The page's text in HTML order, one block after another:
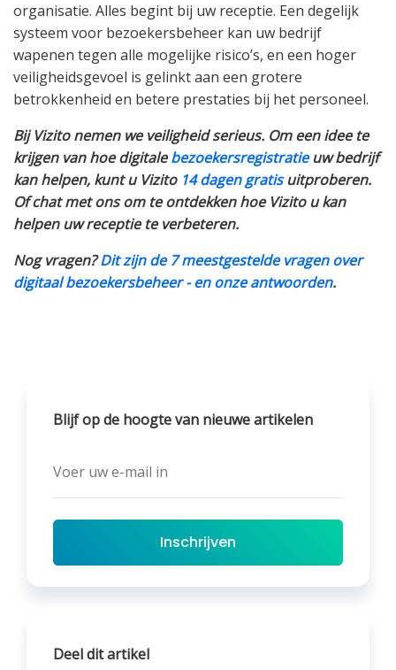
organisatie. Alles begint bij uw receptie. Een degelijk
systeem voor bezoekersbeheer kan uw bedrijf
wapenen tegen alle mogelijke risico’s, en een hoger
veiligheidsgevoel is gelinkt aan een grotere
betrokkenheid en betere prestaties bij het personeel.
Bij Vizito nemen we veiligheid serieus. Om een idee te
krijgen van hoe digitalebezoekersregistratieuw bedrijf
kan helpen, kunt u Vizito 14 dagen gratisuitproberen.
Of chat met ons om te ontdekken hoe Vizito u kan
helpen uw receptie te verbeteren.
Nog vragen?Dit zijn de 7 meestgestelde vragen over
digitaal bezoekersbeheer - en onze antwoorden.
Blijf op de hoogte van nieuwe artikelen
Inschrijven
Deel dit artikel